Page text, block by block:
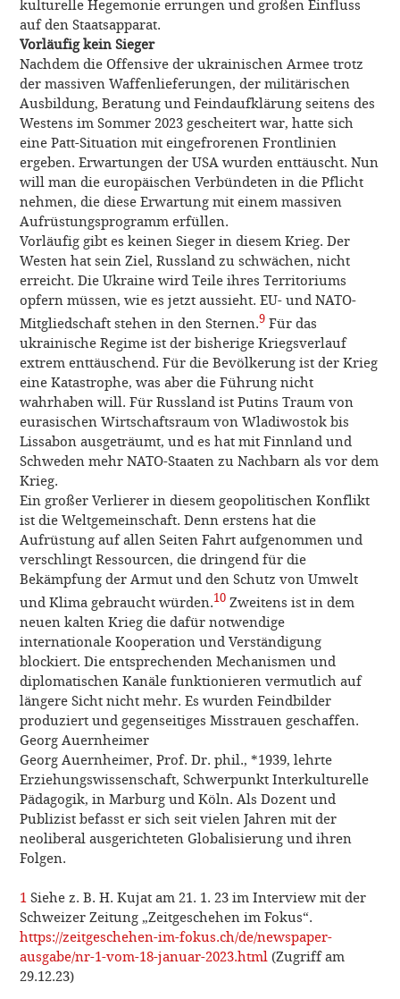
kulturelle Hegemonie errungen und großen Einfluss
auf den Staatsapparat.
Vorläufig kein Sieger
Nachdem die Offensive der ukrainischen Armee trotz
der massiven Waffenlieferungen, der militärischen
Ausbildung, Beratung und Feindaufklärung seitens des
Westens im Sommer 2023 gescheitert war, hatte sich
eine Patt-Situation mit eingefrorenen Frontlinien
ergeben. Erwartungen der USA wurden enttäuscht. Nun
will man die europäischen Verbündeten in die Pflicht
nehmen, die diese Erwartung mit einem massiven
Aufrüstungsprogramm erfüllen.
Vorläufig gibt es keinen Sieger in diesem Krieg. Der
Westen hat sein Ziel, Russland zu schwächen, nicht
erreicht. Die Ukraine wird Teile ihres Territoriums
opfern müssen, wie es jetzt aussieht. EU- und NATO-
Mitgliedschaft stehen in den Sternen.9 Für das
ukrainische Regime ist der bisherige Kriegsverlauf
extrem enttäuschend. Für die Bevölkerung ist der Krieg
eine Katastrophe, was aber die Führung nicht
wahrhaben will. Für Russland ist Putins Traum von
eurasischen Wirtschaftsraum von Wladiwostok bis
Lissabon ausgeträumt, und es hat mit Finnland und
Schweden mehr NATO-Staaten zu Nachbarn als vor dem
Krieg.
Ein großer Verlierer in diesem geopolitischen Konflikt
ist die Weltgemeinschaft. Denn erstens hat die
Aufrüstung auf allen Seiten Fahrt aufgenommen und
verschlingt Ressourcen, die dringend für die
Bekämpfung der Armut und den Schutz von Umwelt
und Klima gebraucht würden.10 Zweitens ist in dem
neuen kalten Krieg die dafür notwendige
internationale Kooperation und Verständigung
blockiert. Die entsprechenden Mechanismen und
diplomatischen Kanäle funktionieren vermutlich auf
längere Sicht nicht mehr. Es wurden Feindbilder
produziert und gegenseitiges Misstrauen geschaffen.
Georg Auernheimer
Georg Auernheimer, Prof. Dr. phil., *1939, lehrte
Erziehungswissenschaft, Schwerpunkt Interkulturelle
Pädagogik, in Marburg und Köln. Als Dozent und
Publizist befasst er sich seit vielen Jahren mit der
neoliberal ausgerichteten Globalisierung und ihren
Folgen.
1 Siehe z. B. H. Kujat am 21. 1. 23 im Interview mit der
Schweizer Zeitung „Zeitgeschehen im Fokus“.
https://zeitgeschehen-im-fokus.ch/de/newspaper-
ausgabe/nr-1-vom-18-januar-2023.html (Zugriff am
29.12.23)